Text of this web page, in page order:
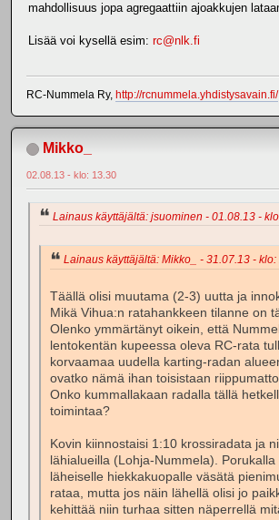
mahdollisuus jopa agregaattiin ajoakkujen
Lisää voi kysellä esim: rc@nlk.fi
RC-Nummela Ry, http://rcnummela.yhdistysavain.fi/
Mikko_
02.08.13 - klo: 13.30
Lainaus käyttäjältä: jsuominen - 01.08.13 -
Lainaus käyttäjältä: Mikko_ - 31.07.13 - klo:
Täällä olisi muutama (2-3) uutta ja
Mikä Vihua:n ratahankkeen tilanne on
Olenko ymmärtänyt oikein, että
lentokentän kupeessa oleva RC-rata
korvaamaa uudella karting-radan
ovatko nämä ihan toisistaan
Onko kummallakaan radalla tällä
toimintaa?
Kovin kiinnostaisi 1:10 krossiradata ja
lähialueilla (Lohja-Nummela). Porukalla
läheiselle hiekkakuopalle väsätä
rataa, mutta jos näin lähellä olisi jo
kehittää niin turhaa sitten näperrellä